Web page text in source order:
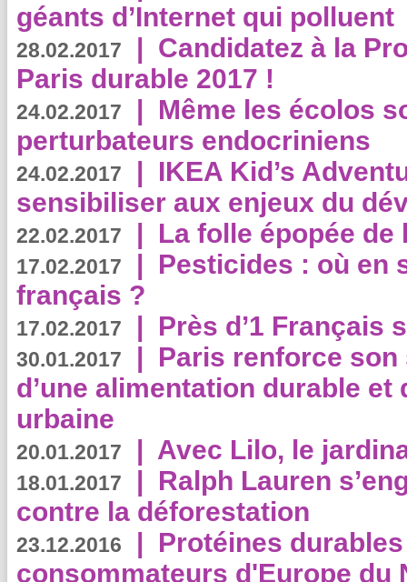
géants d’Internet qui polluent
28.02.2017 | Candidatez à la
Paris durable 2017 !
24.02.2017 | Même les écolos
perturbateurs endocriniens
24.02.2017 | IKEA Kid’s
sensibiliser aux enjeux du
22.02.2017 | La folle épopée de
17.02.2017 | Pesticides : où en
français ?
17.02.2017 | Près d’1 Français
30.01.2017 | Paris renforce
d’une alimentation durable et
urbaine
20.01.2017 | Avec Lilo, le
18.01.2017 | Ralph Lauren
contre la déforestation
23.12.2016 | Protéines
consommateurs d'Europe du